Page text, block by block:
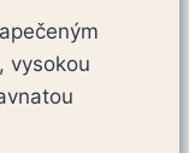
vysokou